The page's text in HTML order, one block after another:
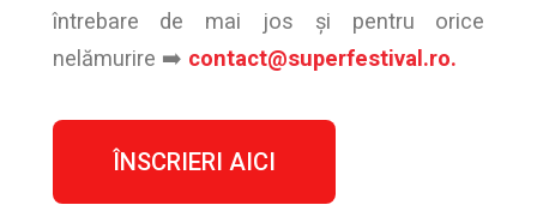
întrebare de mai jos și pentru orice
nelămurire ➡️ contact@superfestival.ro.
ÎNSCRIERI AICI